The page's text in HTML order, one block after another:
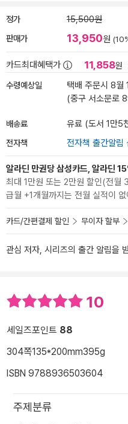
정가 15,500원
판매가 13,950원
카드최대혜택가 11,858원
수령예상일
택배 주문시 8월
(중구 서소문로
배송료 유료 (도서 1만5
전자책 전자책 출간알림
알라딘 만권당 삼성카드, 알라딘
최대 1만원 또는 2만원 할인(전
급월 +1개월까지는 전월 실적이
카드/간편결제 할인 무이자 할부
관심 저자, 시리즈의 출간 알림을
10
세일즈포인트 88
304쪽135*200mm395g
ISBN 9788936503604
주제분류